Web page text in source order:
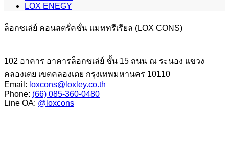
LOX ENEGY
ล็อกซเล่ย์ คอนสตรั่คชั่น แมททรีเรียล (LOX CONS)
102 อาคาร อาคารล็อกซเล่ย์ ชั้น 15 ถนน ณ ระนอง แขวง
คลองเตย เขตคลองเตย กรุงเทพมหานคร 10110
Email: loxcons@loxley.co.th
Phone: (66) 085-360-0480
Line OA: @loxcons